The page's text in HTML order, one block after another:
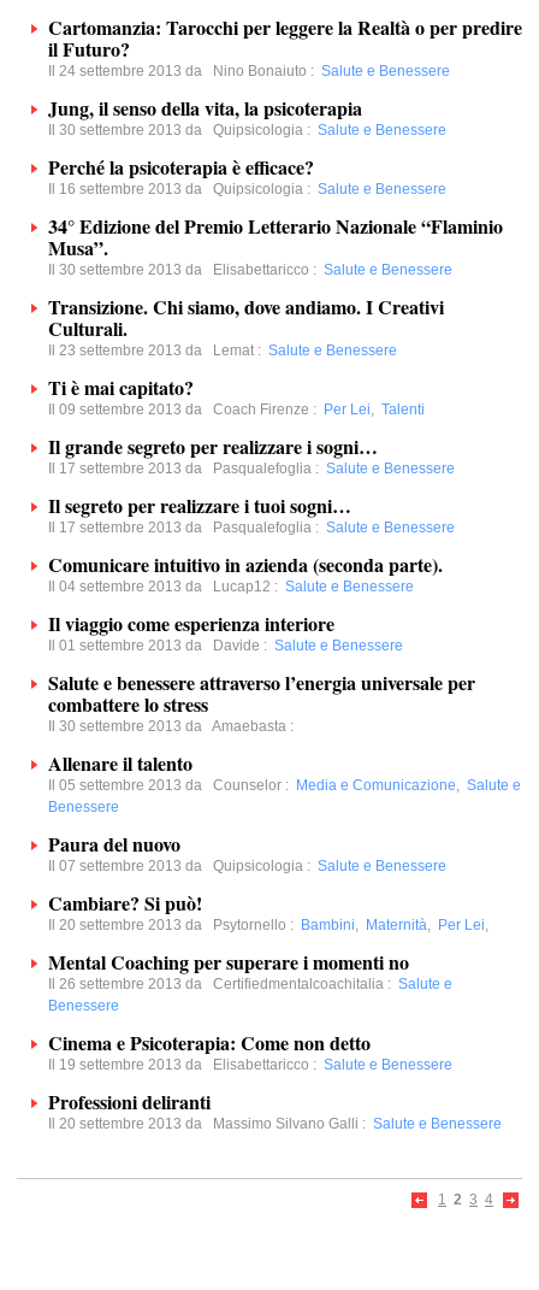
Cartomanzia: Tarocchi per leggere la Realtà o per predire
il Futuro?
Il 24 settembre 2013 da Nino Bonaiuto : Salute e Benessere
Jung, il senso della vita, la psicoterapia
Il 30 settembre 2013 da Quipsicologia : Salute e Benessere
Perché la psicoterapia è efficace?
Il 16 settembre 2013 da Quipsicologia : Salute e Benessere
34° Edizione del Premio Letterario Nazionale “Flaminio
Musa”.
Il 30 settembre 2013 da Elisabettaricco : Salute e Benessere
Transizione. Chi siamo, dove andiamo. I Creativi
Culturali.
Il 23 settembre 2013 da Lemat : Salute e Benessere
Ti è mai capitato?
Il 09 settembre 2013 da Coach Firenze : Per Lei, Talenti
Il grande segreto per realizzare i sogni…
Il 17 settembre 2013 da Pasqualefoglia : Salute e Benessere
Il segreto per realizzare i tuoi sogni…
Il 17 settembre 2013 da Pasqualefoglia : Salute e Benessere
Comunicare intuitivo in azienda (seconda parte).
Il 04 settembre 2013 da Lucap12 : Salute e Benessere
Il viaggio come esperienza interiore
Il 01 settembre 2013 da Davide : Salute e Benessere
Salute e benessere attraverso l’energia universale per
combattere lo stress
Il 30 settembre 2013 da Amaebasta :
Allenare il talento
Il 05 settembre 2013 da Counselor : Media e Comunicazione, Salute e
Benessere
Paura del nuovo
Il 07 settembre 2013 da Quipsicologia : Salute e Benessere
Cambiare? Si può!
Il 20 settembre 2013 da Psytornello : Bambini, Maternità, Per Lei,
Mental Coaching per superare i momenti no
Il 26 settembre 2013 da Certifiedmentalcoachitalia : Salute e
Benessere
Cinema e Psicoterapia: Come non detto
Il 19 settembre 2013 da Elisabettaricco : Salute e Benessere
Professioni deliranti
Il 20 settembre 2013 da Massimo Silvano Galli : Salute e Benessere
1 2 3 4